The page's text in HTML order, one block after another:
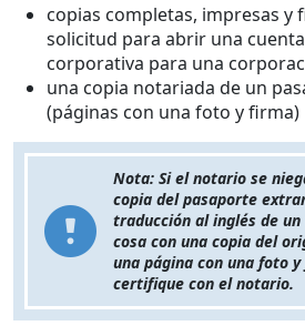
copias completas, impresas y
solicitud para abrir una
corporativa para una
una copia notariada de un
(páginas con una foto y firma)
Nota: Si el notario se
copia del pasaporte
traducción al inglés de
cosa con una copia del
una página con una foto
certifique con el notario.